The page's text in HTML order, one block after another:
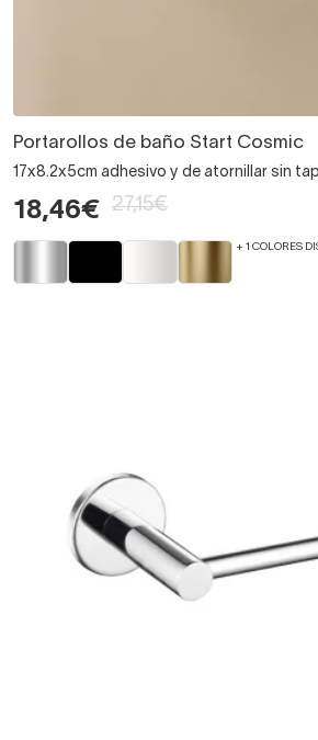
Portarollos de baño Start Cosmic
17x8.2x5cm adhesivo y de atornillar sin
18,46€ 27,15€
+ 1 COLORES